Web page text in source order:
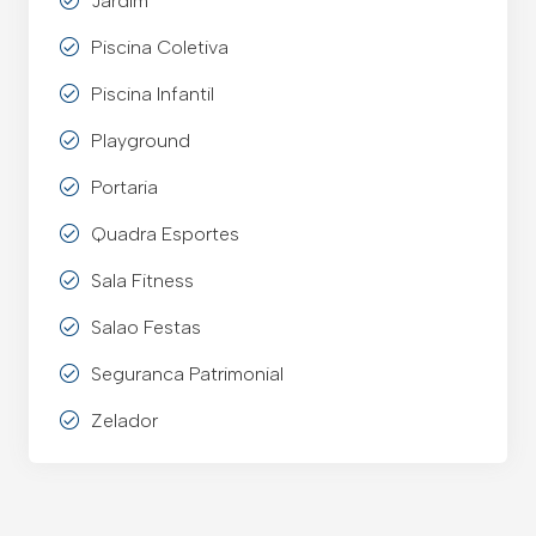
Piscina Coletiva
Piscina Infantil
Playground
Portaria
Quadra Esportes
Sala Fitness
Salao Festas
Seguranca Patrimonial
Zelador